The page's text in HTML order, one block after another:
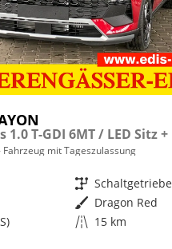
Fahrzeug mit Tageszulassung
Getriebe Schaltgetriebe
Außenfarbe Dragon Red
Kilometerstand 15 km